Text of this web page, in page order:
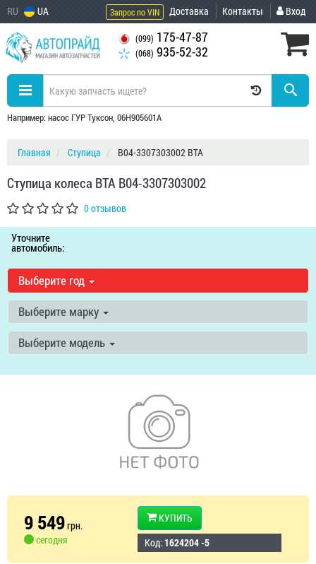
RU UA Запрос по VIN Доставка Контакты Вход
(099) 175-47-87
(068) 935-52-32
Например: насос ГУР Туксон, 06H905601A
Главная Ступица B04-3307303002 BTA
Ступица колеса BTA B04-3307303002
0 отзывов
Уточните
автомобиль:
Выберите год
Выберите марку
Выберите модель
9 549грн.
сегодня
КУПИТЬ
Код: 1624204 -5